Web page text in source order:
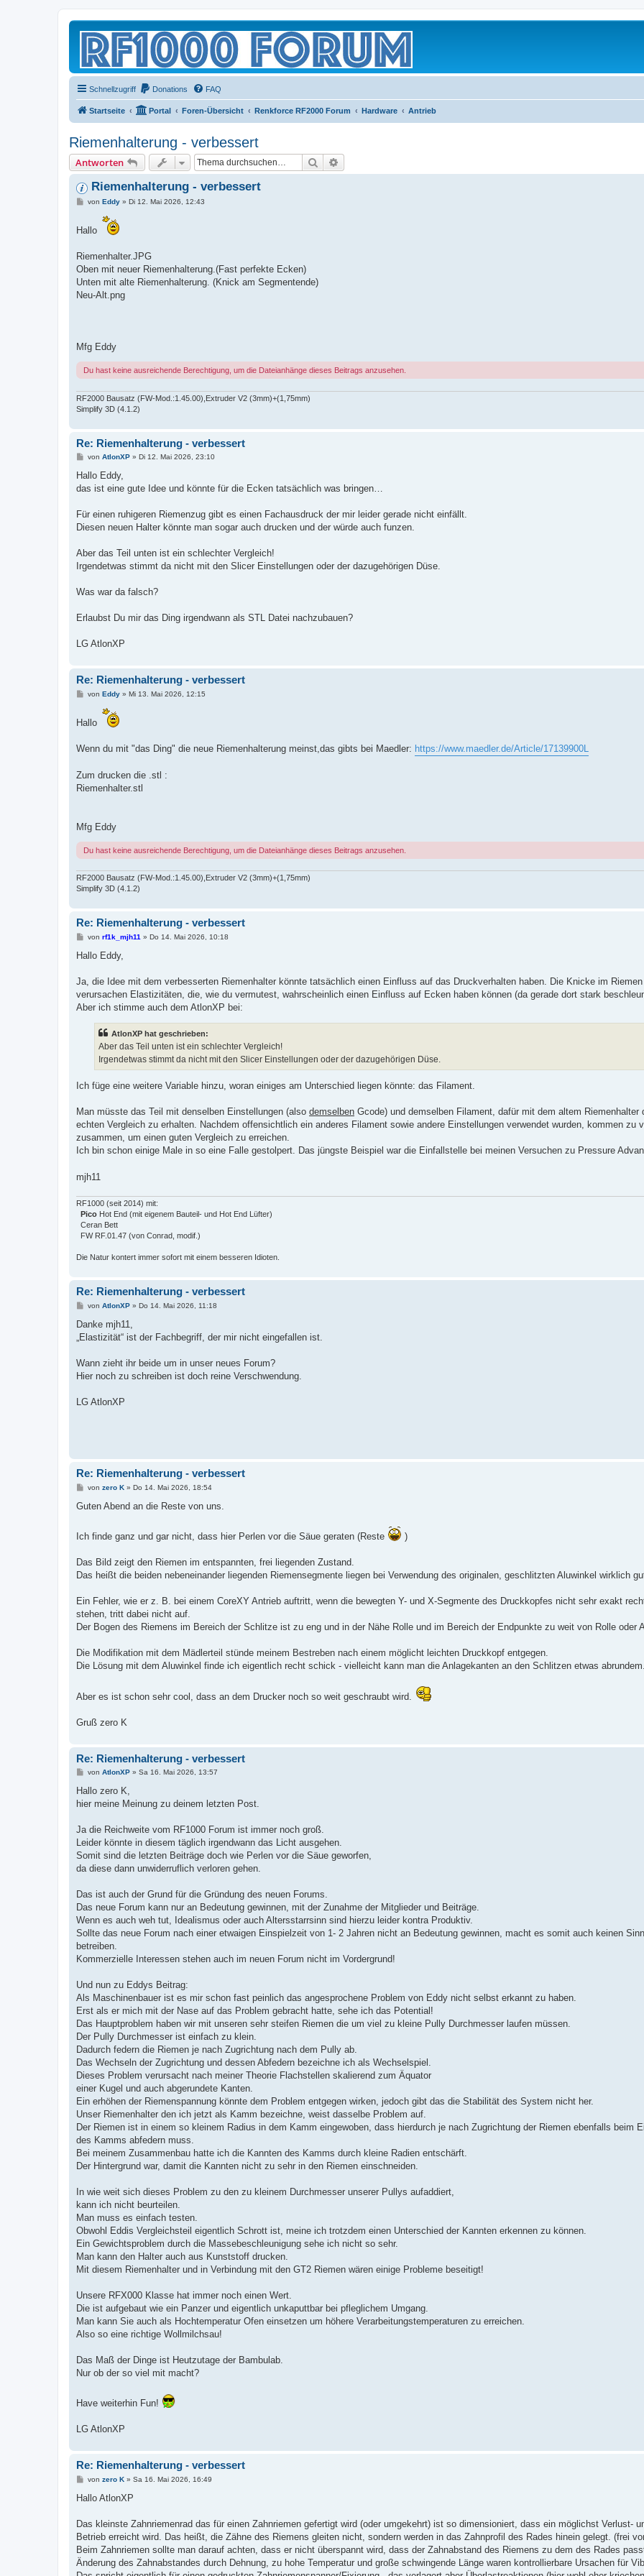
Schnellzugriff Donations FAQ
Startseite Portal Foren-Übersicht Renkforce RF2000 Forum Hardware Antrieb
Riemenhalterung - verbessert
Antworten Suche
Riemenhalterung - verbessert
B
r
von Eddy» Di 12. Mai 2026, 12:43
Hallo
Riemenhalter.JPG
Oben mit neuer Riemenhalterung.(Fast perfekte Ecken)
Unten mit alte Riemenhalterung. (Knick am Segmentende)
Neu-Alt.png
Mfg Eddy
Du hast keine ausreichende Berechtigung, um die Dateianhänge dieses Beitrags anzusehen.
RF2000 Bausatz (FW-Mod.:1.45.00),Extruder V2 (3mm)+(1,75mm)
Simplify 3D (4.1.2)
Re: Riemenhalterung - verbessert
B
i
r
von AtlonXP» Di 12. Mai 2026, 23:10
Hallo Eddy,
das ist eine gute Idee und könnte für die Ecken tatsächlich was bringen…
Für einen ruhigeren Riemenzug gibt es einen Fachausdruck der mir leider gerade nicht einfällt.
Diesen neuen Halter könnte man sogar auch drucken und der würde auch funzen.
Aber das Teil unten ist ein schlechter Vergleich!
Irgendetwas stimmt da nicht mit den Slicer Einstellungen oder der dazugehörigen Düse.
Was war da falsch?
Erlaubst Du mir das Ding irgendwann als STL Datei nachzubauen?
LG AtlonXP
Re: Riemenhalterung - verbessert
B
r
g
von Eddy» Mi 13. Mai 2026, 12:15
Hallo
Wenn du mit "das Ding" die neue Riemenhalterung meinst,das gibts bei Maedler: https://www.maedler.de/Article/17139900L
Zum drucken die .stl :
Riemenhalter.stl
Mfg Eddy
Du hast keine ausreichende Berechtigung, um die Dateianhänge dieses Beitrags anzusehen.
RF2000 Bausatz (FW-Mod.:1.45.00),Extruder V2 (3mm)+(1,75mm)
Simplify 3D (4.1.2)
Re: Riemenhalterung - verbessert
B
i
a
g
von rf1k_mjh11 » Do 14. Mai 2026, 10:18
Hallo Eddy,
Ja, die Idee mit dem verbesserten Riemenhalter könnte tatsächlich einen Einfluss auf das Druckverhalten haben. Die Knicke im
verursachen Elastizitäten, die, wie du vermutest, wahrscheinlich einen Einfluss auf Ecken haben können (da gerade dort stark
Aber ich stimme auch dem AtlonXP bei:
AtlonXP hat geschrieben:
Aber das Teil unten ist ein schlechter Vergleich!
Irgendetwas stimmt da nicht mit den Slicer Einstellungen oder der dazugehörigen Düse.
Ich füge eine weitere Variable hinzu, woran einiges am Unterschied liegen könnte: das Filament.
Man müsste das Teil mit denselben Einstellungen (also demselben Gcode) und demselben Filament, dafür mit dem altem Riemenhalter
echten Vergleich zu erhalten. Nachdem offensichtlich ein anderes Filament sowie andere Einstellungen verwendet wurden, kommen zu
zusammen, um einen guten Vergleich zu erreichen.
Ich bin schon einige Male in so eine Falle gestolpert. Das jüngste Beispiel war die Einfallstelle bei meinen Versuchen zu Pressure
mjh11
RF1000 (seit 2014) mit:
Pico Hot End (mit eigenem Bauteil- und Hot End Lüfter)
Ceran Bett
FW RF.01.47 (von Conrad, modif.)
Die Natur kontert immer sofort mit einem besseren Idioten.
Re: Riemenhalterung - verbessert
B
i
r
von AtlonXP» Do 14. Mai 2026, 11:18
Danke mjh11,
„Elastizität“ ist der Fachbegriff, der mir nicht eingefallen ist.
Wann zieht ihr beide um in unser neues Forum?
Hier noch zu schreiben ist doch reine Verschwendung.
LG AtlonXP
Re: Riemenhalterung - verbessert
B
i
g
von zero K» Do 14. Mai 2026, 18:54
Guten Abend an die Reste von uns.
Ich finde ganz und gar nicht, dass hier Perlen vor die Säue geraten (Reste )
Das Bild zeigt den Riemen im entspannten, frei liegenden Zustand.
Das heißt die beiden nebeneinander liegenden Riemensegmente liegen bei Verwendung des originalen, geschlitzten Aluwinkel wirklich gut
Ein Fehler, wie er z. B. bei einem CoreXY Antrieb auftritt, wenn die bewegten Y- und X-Segmente des Druckkopfes nicht sehr exakt
stehen, tritt dabei nicht auf.
Der Bogen des Riemens im Bereich der Schlitze ist zu eng und in der Nähe Rolle und im Bereich der Endpunkte zu weit von Rolle oder
Die Modifikation mit dem Mädlerteil stünde meinem Bestreben nach einem möglicht leichten Druckkopf entgegen.
Die Lösung mit dem Aluwinkel finde ich eigentlich recht schick - vielleicht kann man die Anlagekanten an den Schlitzen etwas
Aber es ist schon sehr cool, dass an dem Drucker noch so weit geschraubt wird.
Gruß zero K
Re: Riemenhalterung - verbessert
B
i
r
von AtlonXP» Sa 16. Mai 2026, 13:57
Hallo zero K,
hier meine Meinung zu deinem letzten Post.
Ja die Reichweite vom RF1000 Forum ist immer noch groß.
Leider könnte in diesem täglich irgendwann das Licht ausgehen.
Somit sind die letzten Beiträge doch wie Perlen vor die Säue geworfen,
da diese dann unwiderruflich verloren gehen.
Das ist auch der Grund für die Gründung des neuen Forums.
Das neue Forum kann nur an Bedeutung gewinnen, mit der Zunahme der Mitglieder und Beiträge.
Wenn es auch weh tut, Idealismus oder auch Altersstarrsinn sind hierzu leider kontra Produktiv.
Sollte das neue Forum nach einer etwaigen Einspielzeit von 1- 2 Jahren nicht an Bedeutung gewinnen, macht es somit auch keinen
betreiben.
Kommerzielle Interessen stehen auch im neuen Forum nicht im Vordergrund!
Und nun zu Eddys Beitrag:
Als Maschinenbauer ist es mir schon fast peinlich das angesprochene Problem von Eddy nicht selbst erkannt zu haben.
Erst als er mich mit der Nase auf das Problem gebracht hatte, sehe ich das Potential!
Das Hauptproblem haben wir mit unseren sehr steifen Riemen die um viel zu kleine Pully Durchmesser laufen müssen.
Der Pully Durchmesser ist einfach zu klein.
Dadurch federn die Riemen je nach Zugrichtung nach dem Pully ab.
Das Wechseln der Zugrichtung und dessen Abfedern bezeichne ich als Wechselspiel.
Dieses Problem verursacht nach meiner Theorie Flachstellen skalierend zum Äquator
einer Kugel und auch abgerundete Kanten.
Ein erhöhen der Riemenspannung könnte dem Problem entgegen wirken, jedoch gibt das die Stabilität des System nicht her.
Unser Riemenhalter den ich jetzt als Kamm bezeichne, weist dasselbe Problem auf.
Der Riemen ist in einem so kleinem Radius in dem Kamm eingewoben, dass hierdurch je nach Zugrichtung der Riemen ebenfalls beim
des Kamms abfedern muss.
Bei meinem Zusammenbau hatte ich die Kannten des Kamms durch kleine Radien entschärft.
Der Hintergrund war, damit die Kannten nicht zu sehr in den Riemen einschneiden.
In wie weit sich dieses Problem zu den zu kleinem Durchmesser unserer Pullys aufaddiert,
kann ich nicht beurteilen.
Man muss es einfach testen.
Obwohl Eddis Vergleichsteil eigentlich Schrott ist, meine ich trotzdem einen Unterschied der Kannten erkennen zu können.
Ein Gewichtsproblem durch die Massebeschleunigung sehe ich nicht so sehr.
Man kann den Halter auch aus Kunststoff drucken.
Mit diesem Riemenhalter und in Verbindung mit den GT2 Riemen wären einige Probleme beseitigt!
Unsere RFX000 Klasse hat immer noch einen Wert.
Die ist aufgebaut wie ein Panzer und eigentlich unkaputtbar bei pfleglichem Umgang.
Man kann Sie auch als Hochtemperatur Ofen einsetzen um höhere Verarbeitungstemperaturen zu erreichen.
Also so eine richtige Wollmilchsau!
Das Maß der Dinge ist Heutzutage der Bambulab.
Nur ob der so viel mit macht?
Have weiterhin Fun!
LG AtlonXP
Re: Riemenhalterung - verbessert
B
i
a
von zero K» Sa 16. Mai 2026, 16:49
Hallo AtlonXP
Das kleinste Zahnriemenrad das für einen Zahnriemen gefertigt wird (oder umgekehrt) ist so dimensioniert, dass ein möglichst Verlust-
Betrieb erreicht wird. Das heißt, die Zähne des Riemens gleiten nicht, sondern werden in das Zahnprofil des Rades hinein gelegt. (frei
Beim Zahnriemen sollte man darauf achten, dass er nicht überspannt wird, dass der Zahnabstand des Riemens zu dem des Rades
Änderung des Zahnabstandes durch Dehnung, zu hohe Temperatur und große schwingende Länge waren kontrollierbare Ursachen für